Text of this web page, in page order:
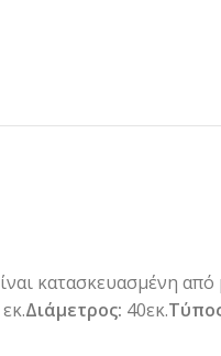
κατασκευασμένη
Διάμετρος: 40εκ.